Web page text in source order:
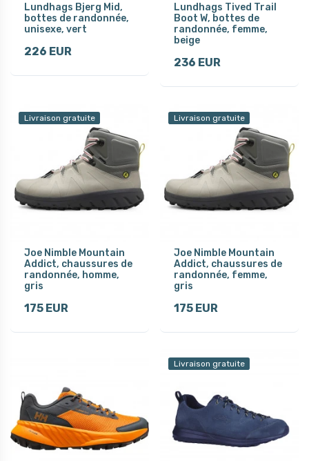
Lundhags Bjerg Mid,
bottes de randonnée,
unisexe, vert
226 EUR
Lundhags Tived Trail
Boot W, bottes de
randonnée, femme,
beige
236 EUR
Livraison gratuite
Joe Nimble Mountain
Addict, chaussures de
randonnée, homme,
gris
175 EUR
Livraison gratuite
Joe Nimble Mountain
Addict, chaussures de
randonnée, femme,
gris
175 EUR
Livraison gratuite